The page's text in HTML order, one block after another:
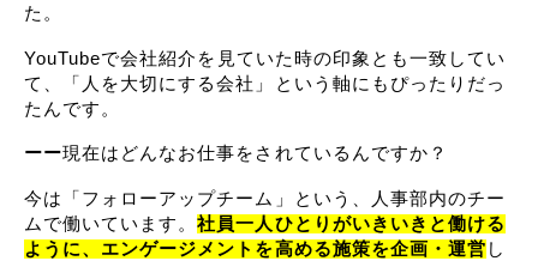
た。
YouTubeで会社紹介を見ていた時の印象とも一致してい
て、「人を大切にする会社」という軸にもぴったりだっ
たんです。
ーー現在はどんなお仕事をされているんですか？
今は「フォローアップチーム」という、人事部内のチー
ムで働いています。社員一人ひとりがいきいきと働ける
ように、エンゲージメントを高める施策を企画・運営 し